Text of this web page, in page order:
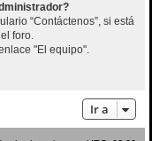
“Contáctenos”, si está
foro.
"El equipo".
Ir a